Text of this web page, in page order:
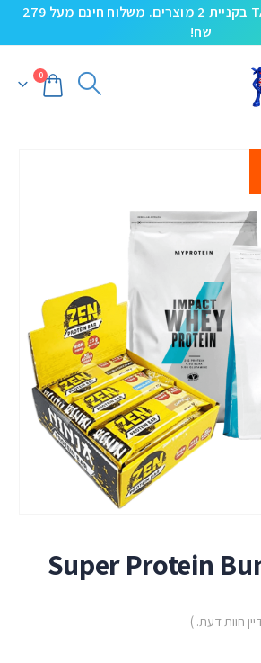
5% הנחה קופון TAKE5 בקניית 2 מוצרים. משלוח חינם מעל 279
שח!
0
Super Protein
חוות דעת. )